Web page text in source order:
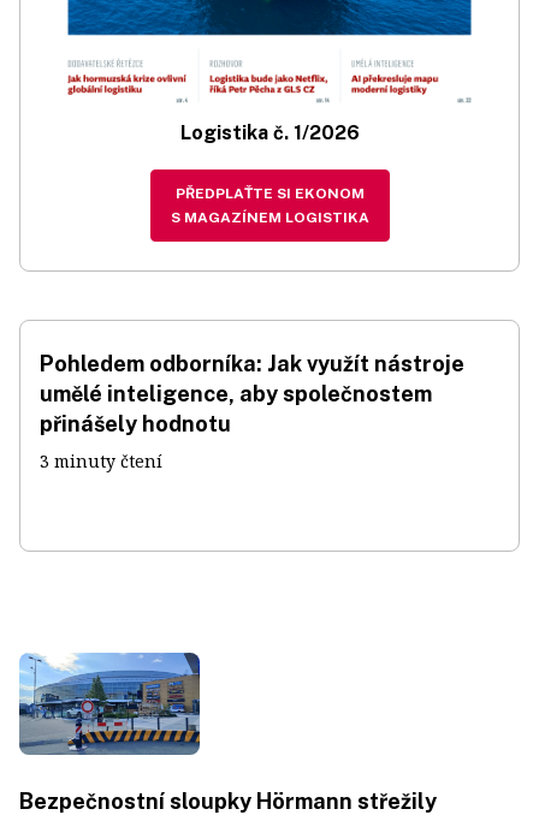
Logistika č. 1/2026
PŘEDPLAŤTE SI EKONOM
S MAGAZÍNEM LOGISTIKA
Pohledem odborníka: Jak využít nástroje
umělé inteligence, aby společnostem
přinášely hodnotu
3 minuty čtení
Bezpečnostní sloupky Hörmann střežily